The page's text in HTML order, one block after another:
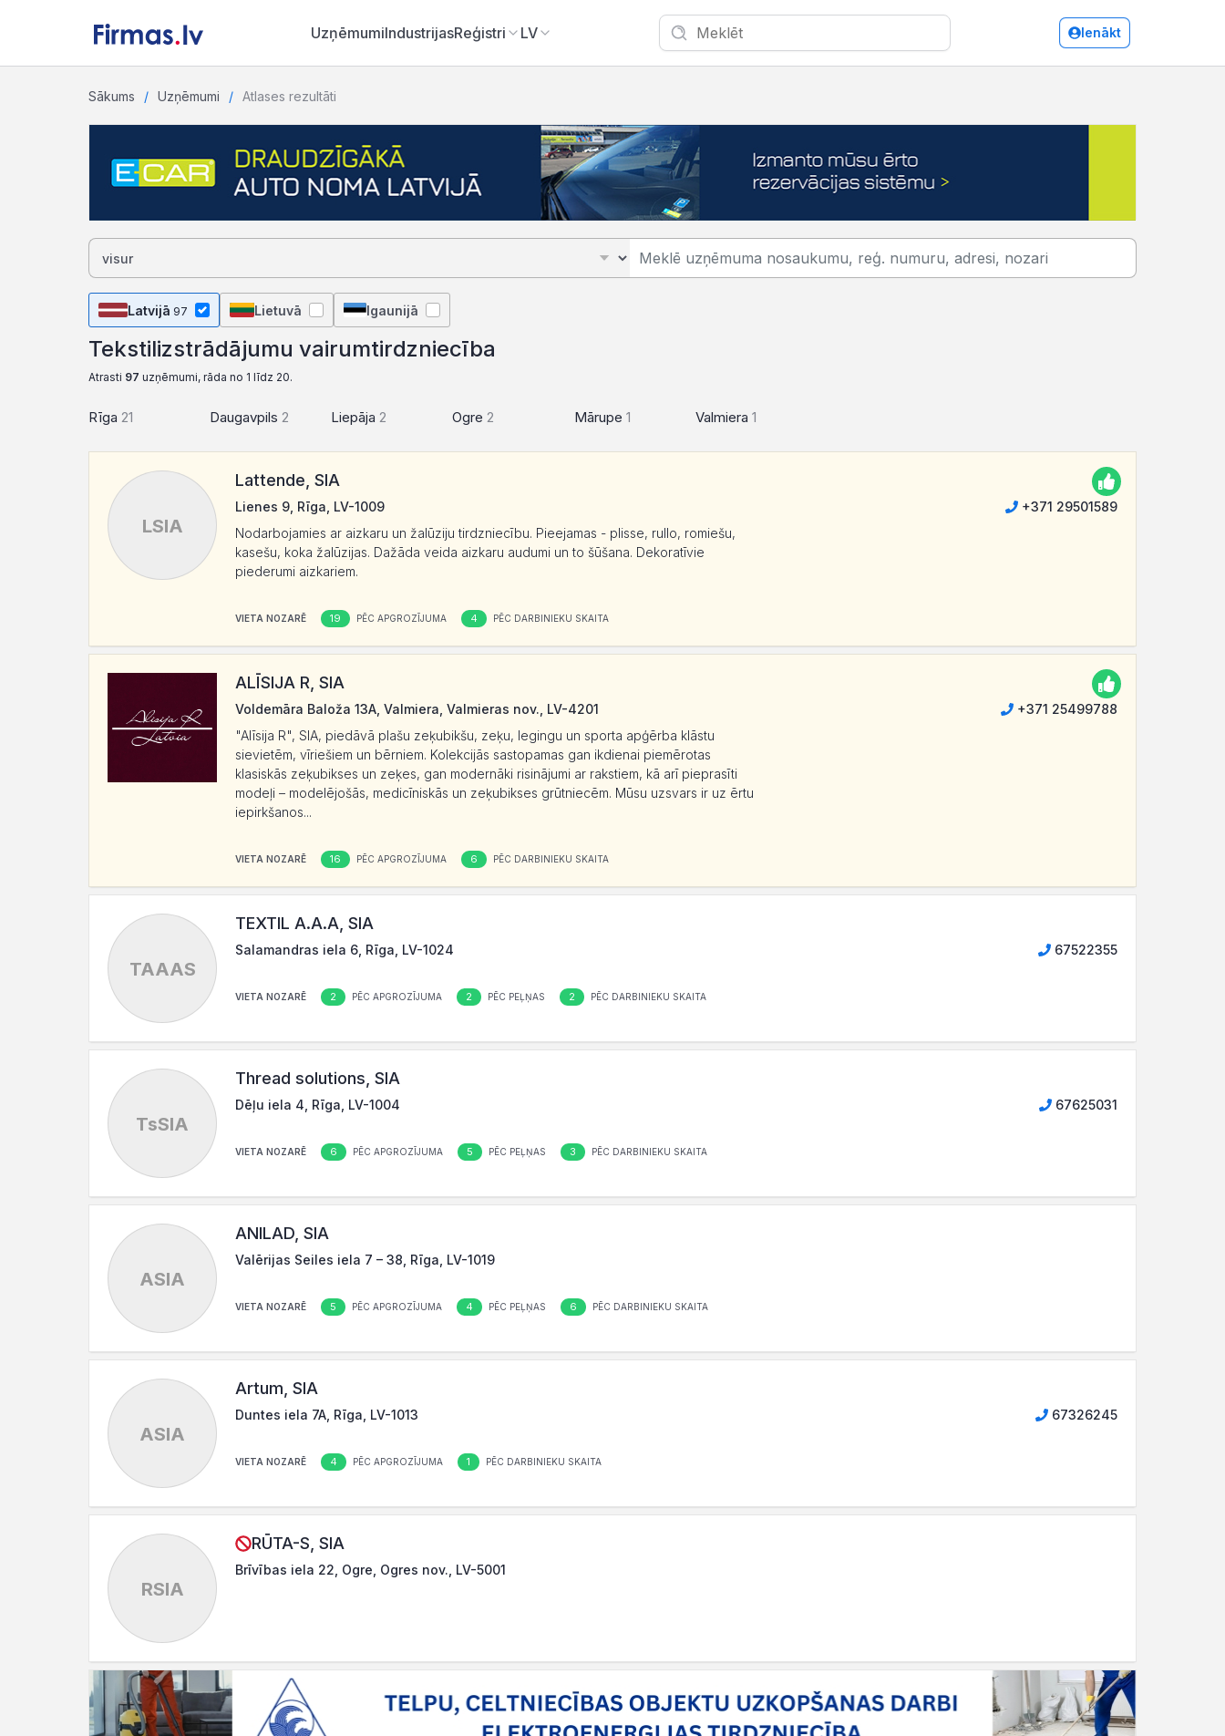
UzņēmumiIndustrijasReģistri LV Ienākt
Sākums Uzņēmumi Atlases rezultāti
Tekstilizstrādājumu vairumtirdzniecība
Latvijā 97 Lietuvā Igaunijā
Tekstilizstrādājumu vairumtirdzniecība
Atrasti 97 uzņēmumi, rāda no 1 līdz 20.
Rīga 21 Daugavpils2 Liepāja2 Ogre2 Mārupe 1 Valmiera 1
LSIA
Lattende, SIA
Lienes 9, Rīga, LV-1009
+371 29501589
Nodarbojamies ar aizkaru un žalūziju tirdzniecību. Pieejamas - plisse, rullo, romiešu,
kasešu, koka žalūzijas. Dažāda veida aizkaru audumi un to šūšana. Dekoratīvie
piederumi aizkariem.
VIETA NOZARĒ 19 PĒC APGROZĪJUMA 4 PĒC DARBINIEKU SKAITA
ALĪSIJA R, SIA
Voldemāra Baloža 13A, Valmiera, Valmieras nov., LV-4201
+371 25499788
"Alīsija R", SIA, piedāvā plašu zeķubikšu, zeķu, legingu un sporta apģērba klāstu
sievietēm, vīriešiem un bērniem. Kolekcijās sastopamas gan ikdienai piemērotas
klasiskās zeķubikses un zeķes, gan modernāki risinājumi ar rakstiem, kā arī pieprasīti
modeļi – modelējošās, medicīniskās un zeķubikses grūtniecēm. Mūsu uzsvars ir uz ērtu
iepirkšanos...
VIETA NOZARĒ 16 PĒC APGROZĪJUMA 6 PĒC DARBINIEKU SKAITA
TAAAS
TEXTIL A.A.A, SIA
Salamandras iela 6, Rīga, LV-1024 67522355
VIETA NOZARĒ 2 PĒC APGROZĪJUMA 2 PĒC PEĻŅAS 2 PĒC DARBINIEKU SKAITA
TsSIA
Thread solutions, SIA
Dēļu iela 4, Rīga, LV-1004 67625031
VIETA NOZARĒ 6 PĒC APGROZĪJUMA 5 PĒC PEĻŅAS 3 PĒC DARBINIEKU SKAITA
ASIA
ANILAD, SIA
Valērijas Seiles iela 7 – 38, Rīga, LV-1019
VIETA NOZARĒ 5 PĒC APGROZĪJUMA 4 PĒC PEĻŅAS 6 PĒC DARBINIEKU SKAITA
ASIA
Artum, SIA
Duntes iela 7A, Rīga, LV-1013 67326245
VIETA NOZARĒ 4 PĒC APGROZĪJUMA 1 PĒC DARBINIEKU SKAITA
RSIA
RŪTA-S, SIA
Brīvības iela 22, Ogre, Ogres nov., LV-5001